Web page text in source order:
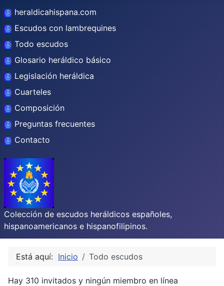
heraldicahispana.com
Escudos con lambrequines
Todo escudos
Glosario heráldico básico
Legislación heráldica
Cuarteles
Composición
Preguntas frecuentes
Contacto
Colección de escudos heráldicos españoles,
hispanoamericanos e hispanofilipinos.
Está aquí: Inicio Todo escudos
Hay 310 invitados y ningún miembro en línea